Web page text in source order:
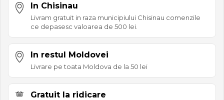
In Chisinau
Livram gratuit in raza municipiului Chisinau comenzile
ce depasesc valoarea de 500 lei.
In restul Moldovei
Livrare pe toata Moldova de la 50 lei
Gratuit la ridicare